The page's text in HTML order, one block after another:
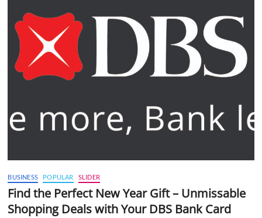
BUSINESS POPULAR SLIDER
Find the Perfect New Year Gift – Unmissable
Shopping Deals with Your DBS Bank Card